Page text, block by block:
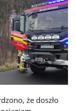
że doszło